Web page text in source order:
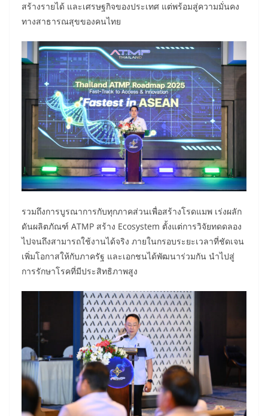
สร้างรายได้ และเศรษฐกิจของประเทศ แต่พร้อมสู่ความมั่นคง
ทางสาธารณสุขของคนไทย
รวมถึงการบูรณาการกับทุกภาคส่วนเพื่อสร้างโรดแมพ เร่งผลัก
ดันผลิตภัณฑ์ ATMP สร้าง Ecosystem ตั้งแต่การวิจัยทดดลอง
ไปจนถึงสามารถใช้งานได้จริง ภายในกรอบระยะเวลาที่ชัดเจน
เพิ่มโอกาสให้กับภาครัฐ และเอกชนได้พัฒนาร่วมกัน นำไปสู่
การรักษาโรคที่มีประสิทธิภาพสูง